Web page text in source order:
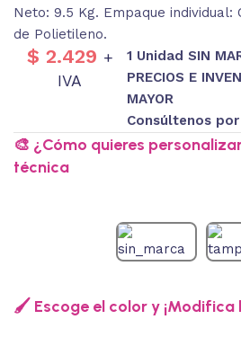
Neto: 9.5 Kg. Empaque individual:
de Polietileno.
$ 2.429 +
IVA
1 Unidad SIN
PRECIOS E
MAYOR
Consúltenos por
🎨 ¿Cómo quieres
técnica
🖌️ Escoge el color y ¡Modifica